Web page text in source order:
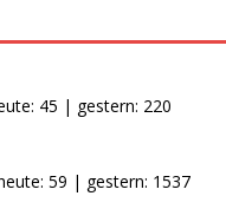
45 | gestern: 220
59 | gestern: 1537